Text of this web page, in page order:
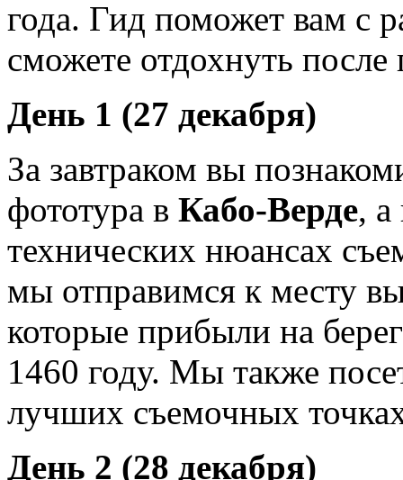
года. Гид поможет вам с
сможете отдохнуть после
День 1 (27 декабря)
За завтраком вы
фототура в Кабо-Верде, а
технических нюансах
мы отправимся к месту
которые прибыли на
1460 году. Мы также
лучших съемочных
День 2 (28 декабря)